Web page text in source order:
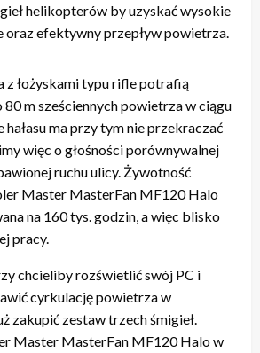
helikopterów by uzyskać wysokie
oraz efektywny przepływ powietrza.
z łożyskami typu rifle potrafią
m sześciennych powietrza w ciągu
hałasu ma przy tym nie przekraczać
więc o głośności porównywalnej
ruchu ulicy. Żywotność
Master MasterFan MF120 Halo
na 160 tys. godzin, a więc blisko
pracy.
chcieliby rozświetlić swój PC i
cyrkulację powietrza w
zakupić zestaw trzech śmigieł.
Master MasterFan MF120 Halo w